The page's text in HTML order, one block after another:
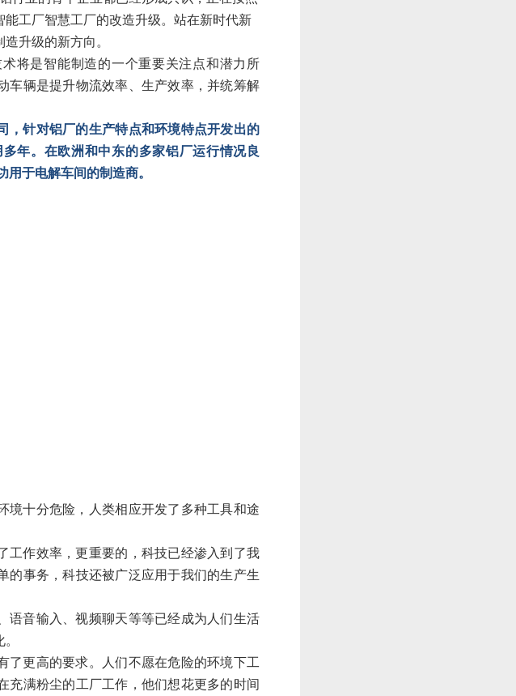
工厂智慧工厂的改造升级。站在新时代新
升级的新方向。
将是智能制造的一个重要关注点和潜力所
车辆是提升物流效率、生产效率，并统筹解
，针对铝厂的生产特点和环境特点开发出的
年。在欧洲和中东的多家铝厂运行情况良
于电解车间的制造商。
境十分危险，人类相应开发了多种工具和途
工作效率，更重要的，科技已经渗入到了我
的事务，科技还被广泛应用于我们的生产生
语音输入、视频聊天等等已经成为人们生活
了更高的要求。人们不愿在危险的环境下工
充满粉尘的工厂工作，他们想花更多的时间